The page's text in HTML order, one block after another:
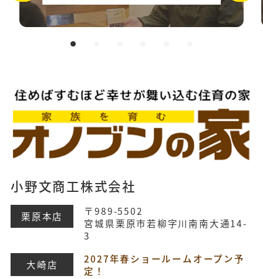
小野文商工株式会社
栗原本店
〒989-5502
宮城県栗原市若柳字川南南大通14-
3
大崎店
2027年春ショールームオープン予
定！